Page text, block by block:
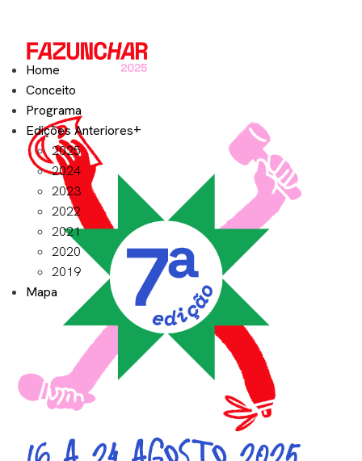
Home
Conceito
Programa
Edições Anteriores
2025
2024
2023
2022
2021
2020
2019
Mapa
Contacto